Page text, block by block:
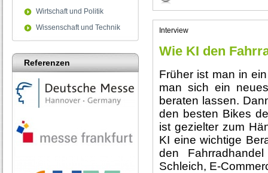
Wirtschaft und Politik
Wissenschaft und Technik
Referenzen
Interview
Wie KI den
Früher ist man in
man sich ein
beraten lassen.
den besten Bikes
ist gezielter zum
KI eine wichtige
den
Schleich, E-